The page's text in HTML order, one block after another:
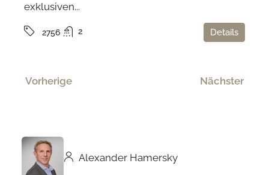
exklusiven...
2756 2 Details
Vorherige Nächster
Alexander Hamersky